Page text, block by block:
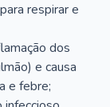
respirar e
dos
e causa
e febre;